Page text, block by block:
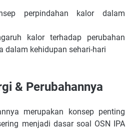
perpindahan kalor dalam
kalor terhadap perubahan
dalam kehidupan sehari-hari
& Perubahannya
merupakan konsep penting
menjadi dasar soal OSN IPA